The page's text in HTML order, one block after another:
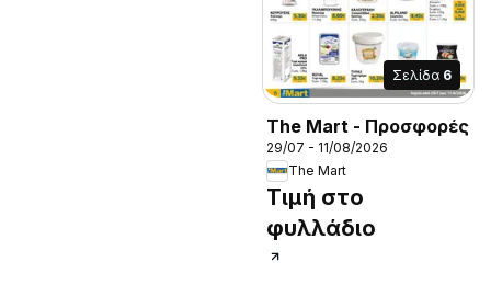
Σελίδα 6
The Mart - Προσφορές
29/07 - 11/08/2026
The Mart
Τιμή στο
φυλλάδιο